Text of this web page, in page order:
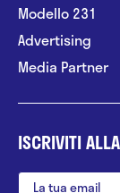
Modello 231
Advertising
Media Partner
ISCRIVITI